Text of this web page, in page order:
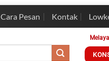
Cara Pesan Kontak